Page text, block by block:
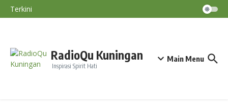
Lewati ke konten
Terkini
RadioQu Kuningan
Inspirasi Spirit Hati
Main Menu